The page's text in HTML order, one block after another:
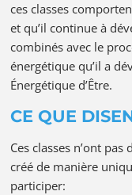
ces classes
et qu’il continue à
combinés avec le
énergétique qu’il a
Énergétique d’Être.
CE QUE
Ces classes n’ont
créé de manière
participer: